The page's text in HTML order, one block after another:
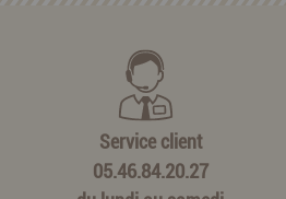
Service client
05.46.84.20.27